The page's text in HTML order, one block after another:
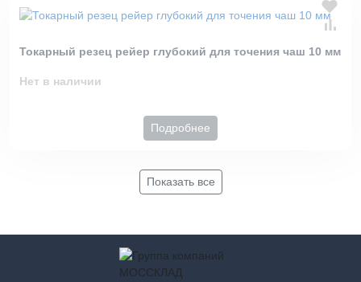
Токарный резец рейер глубокий для точения чаш 10 мм
Нет в наличии
Подробнее
Показать все